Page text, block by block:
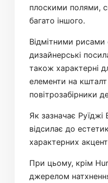
плоскими полями,
багато іншого.
Відмітними рисами
дизайнерські
також характерні
елементи на кшталт
повітрозабірники
Як зазначає Руїджі
відсилає до
характерних
При цьому, крім
джерелом